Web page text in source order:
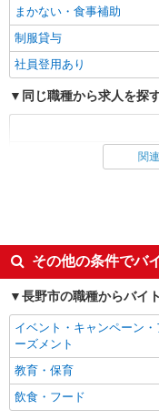
ピザハット イオンタウ
ピザ
時
い。
長
三輪店
キープ
すき
ど）
＋150円
アルバイト
ピザハット イオンタウ
まかない・食事補助
制服貸与
社員登用あり
同じ職種から求人を探
ファストフード・デリ
大学生歓迎
週2～3日勤務OK
深夜
扶養内勤務OK
社会保険あり
社員登用あり
関
その他の条件でバ
長野市の職種からバイ
イベント・キャンペーン・
ーズメント
教育・保育
飲食・フード